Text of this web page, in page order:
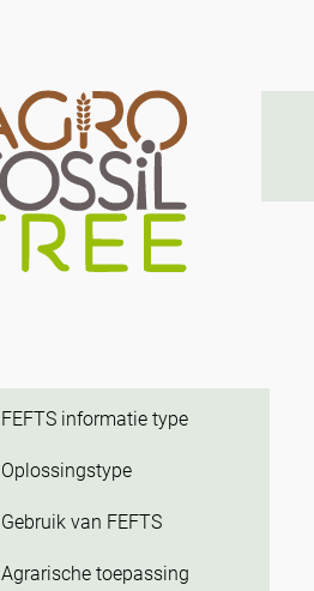
FEFTS informatie type
Oplossingstype
Gebruik van FEFTS
Agrarische toepassing